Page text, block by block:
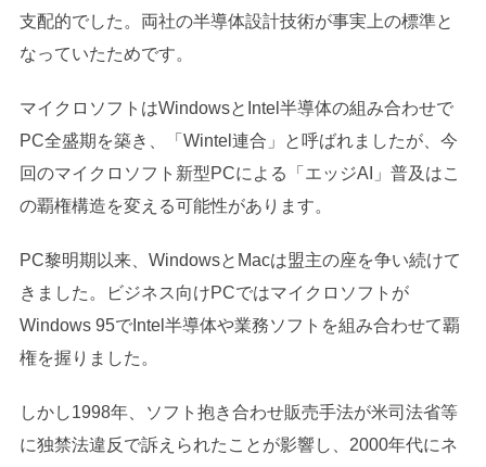
支配的でした。両社の半導体設計技術が事実上の標準と
なっていたためです。
マイクロソフトはWindowsとIntel半導体の組み合わせで
PC全盛期を築き、「Wintel連合」と呼ばれましたが、今
回のマイクロソフト新型PCによる「エッジAI」普及はこ
の覇権構造を変える可能性があります。
PC黎明期以来、WindowsとMacは盟主の座を争い続けて
きました。ビジネス向けPCではマイクロソフトが
Windows 95でIntel半導体や業務ソフトを組み合わせて覇
権を握りました。
しかし1998年、ソフト抱き合わせ販売手法が米司法省等
に独禁法違反で訴えられたことが影響し、2000年代にネ